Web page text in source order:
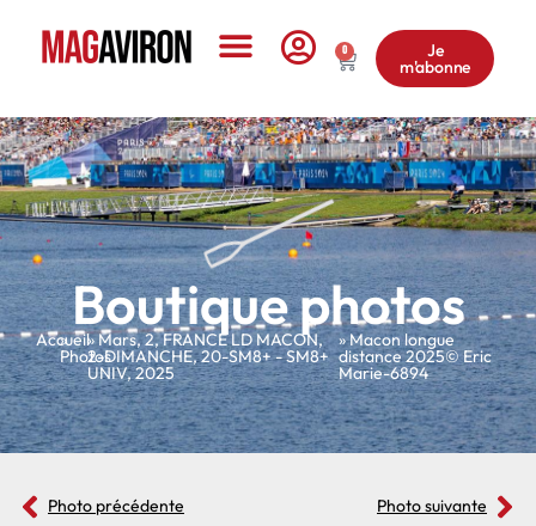
0 Je
m'abonne
Boutique photos
Accueil
»
Photos
»Mars,2,FRANCE LD MACON,
2-DIMANCHE,20-SM8+ - SM8+
UNIV,2025
» Macon longue
distance 2025© Eric
Marie-6894
Photo précédente Photo suivante